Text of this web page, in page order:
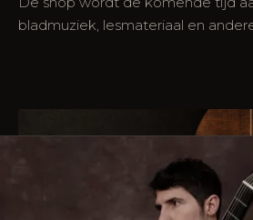
bladmuziek, lesmateriaal en